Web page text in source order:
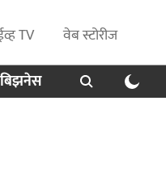
TV
वेब स्टोरीज
बिझनेस